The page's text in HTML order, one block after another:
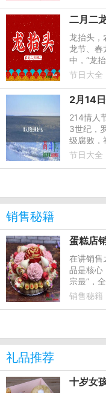
二月二
龙抬头，
龙节、春
中，“龙
盎然，春
节日大全
2月14
214情人
3世纪，
级腐败，
维护其统
节日大全
销售秘籍
在讲销售
品是核心
宗最”，
吧。
销售秘籍
礼品推荐
十岁女